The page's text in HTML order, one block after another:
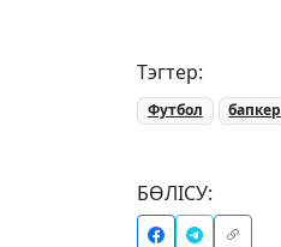
Тэгтер:
Футбол бапкер
БӨЛІСУ: